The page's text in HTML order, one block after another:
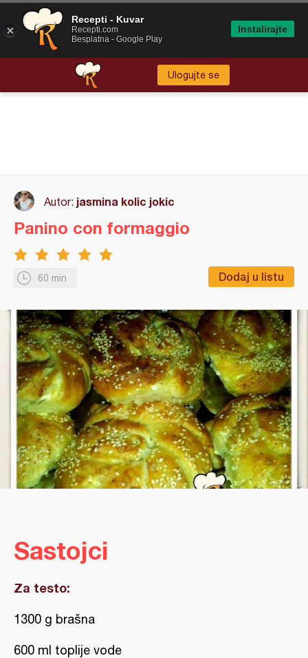
Ulogujte se
Autor: jasmina kolic jokic
60 min Dodaj u listu
Panino con formaggio
Sastojci
Za testo:
1300 g brašna
600 ml toplije vode
Recepti - Kuvar
Recepti.com
Besplatna - Google Play
Instalirajte